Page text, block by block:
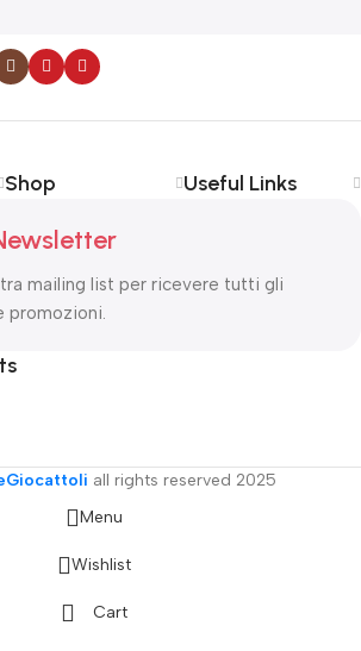
Shop Useful Links
mailing list per ricevere tutti gli
promozioni.
all rights reserved 2025
Menu
Wishlist
Cart